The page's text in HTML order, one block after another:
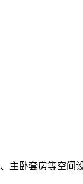
卧套房等空间